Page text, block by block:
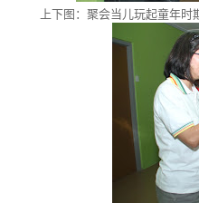
上下图：聚会当儿玩起童年